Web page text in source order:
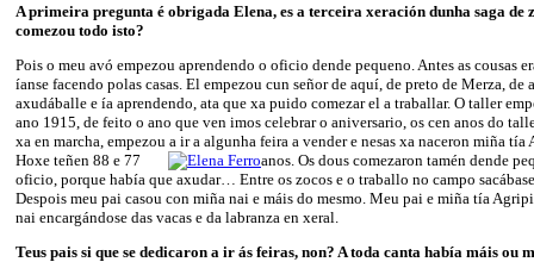
A primeira pregunta é obrigada Elena, es a terceira xeración dunha saga de
comezou todo isto?
Pois o meu avó empezou aprendendo o oficio dende pequeno. Antes as cousas
íanse facendo polas casas. El empezou cun señor de aquí, de preto de Merza, de
axudáballe e ía aprendendo, ata que xa puido comezar el a traballar. O taller
ano 1915, de feito o ano que ven imos celebrar o aniversario, os cen anos do
xa en marcha, empezou a ir a algunha feira a vender e nesas xa naceron miña
Hoxe teñen 88 e 77
anos. Os dous comezaron tamén dende
oficio, porque había que axudar… Entre os zocos e o traballo no campo
Despois meu pai casou con miña nai e máis do mesmo. Meu pai e miña tía
nai encargándose das vacas e da labranza en xeral.
Teus pais si que se dedicaron a ir ás feiras, non? A toda canta había máis ou